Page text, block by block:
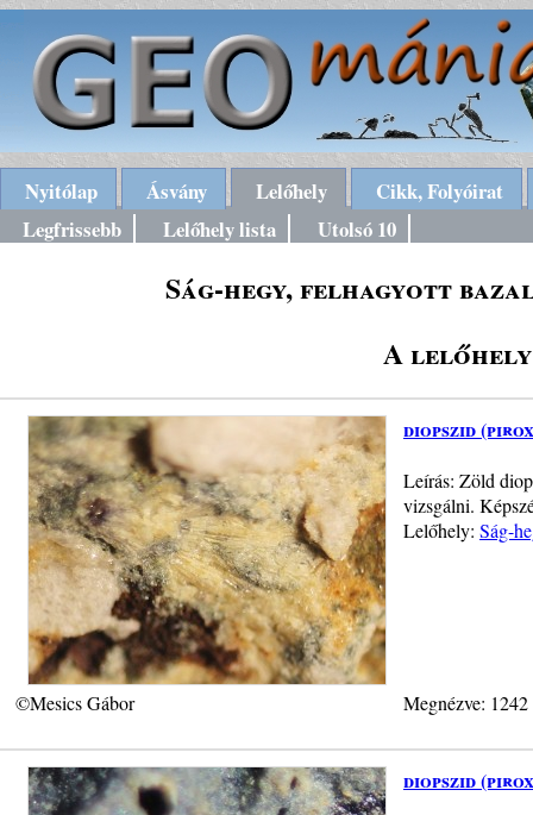
Nyitólap Ásvány Lelőhely
Cikk, Folyóirat
Legfrissebb
Lelőhely lista Utolsó 10
Ság-hegy, felhagyott
A lelőhely
diopszid
Leírás: Zöld
vizsgálni.
Lelőhely: Ság-
©Mesics Gábor Megnézve:
diopszid